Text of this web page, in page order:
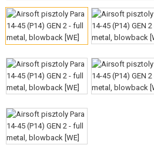
AIRSOFT FEGYVEREK
LÉGFEGYVEREK, CSÚZLIK
GRÁNÁTVETŐK, GRÁNÁTOK
LÖVEDÉK, GÁZ
AKKUMULÁTOROK, TÖLTŐK
TÁRAK